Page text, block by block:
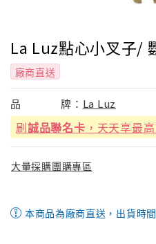
La Luz點心小叉子/
廠商直送
品 牌： La Luz
刷誠品聯名卡 ，天天享最
大量採購團購專區
本商品為廠商直送，出貨時